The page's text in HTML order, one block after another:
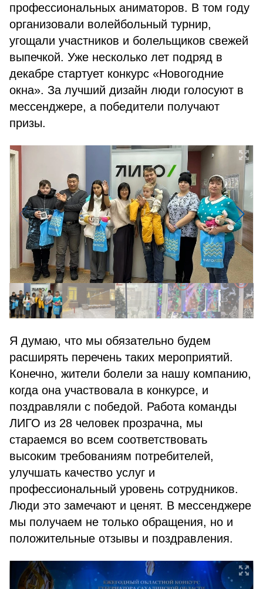
профессиональных аниматоров. В том году
организовали волейбольный турнир,
угощали участников и болельщиков свежей
выпечкой. Уже несколько лет подряд в
декабре стартует конкурс «Новогодние
окна». За лучший дизайн люди голосуют в
мессенджере, а победители получают
призы.
Я думаю, что мы обязательно будем
расширять перечень таких мероприятий.
Конечно, жители болели за нашу компанию,
когда она участвовала в конкурсе, и
поздравляли с победой. Работа команды
ЛИГО из 28 человек прозрачна, мы
стараемся во всем соответствовать
высоким требованиям потребителей,
улучшать качество услуг и
профессиональный уровень сотрудников.
Люди это замечают и ценят. В мессенджере
мы получаем не только обращения, но и
положительные отзывы и поздравления.